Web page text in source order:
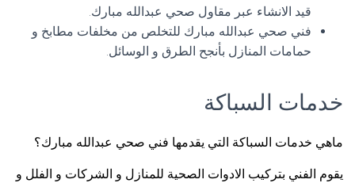
قيد الانشاء عبر مقاول صحي عبدالله مبارك.
فني صحي عبدالله مبارك للتخلص من مخلفات مطابخ و
حمامات المنازل بأنجح الطرق و الوسائل.
خدمات السباكة
ماهي خدمات السباكة التي يقدمها فني صحي عبدالله مبارك؟
يقوم الفني بتركيب الادوات الصحية للمنازل و الشركات و الفلل و